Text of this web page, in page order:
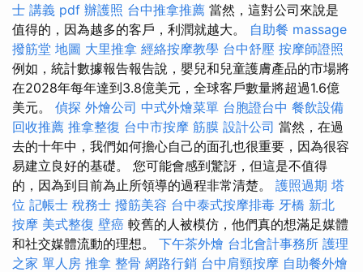
士 講義 pdf 辦護照 台中推拿推薦 當然，這對公司來說是
值得的，因為越多的客戶，利潤就越大。 自助餐 massage
撥筋堂 地圖 大里推拿 經絡按摩教學 台中舒壓 按摩師證照
例如，統計數據報告報告說，嬰兒和兒童護膚產品的市場將
在2028年每年達到3.8億美元，全球客戶數量將超過1.6億
美元。 偵探 外燴公司 中式外燴菜單 台胞證台中 餐飲設備
回收推薦 推拿整復 台中市按摩 筋膜 設計公司 當然，在過
去的十年中，我們如何擔心自己的面孔也很重要，因為很容
易建立良好的基礎。 您可能會感到驚訝，但這是不值得
的，因為到目前為止所領導的過程非常清楚。 護照過期 塔
位 記帳士 稅務士 撥筋美容 台中泰式按摩排毒 牙橋 新北
按摩 美式整復 壁癌 較舊的人被模仿，他們真的想滿足媒體
和社交媒體流動的理想。 下午茶外燴 台北會計事務所 護理
之家 單人房 推拿 整骨 網路行銷 台中肩頸按摩 自助餐外燴